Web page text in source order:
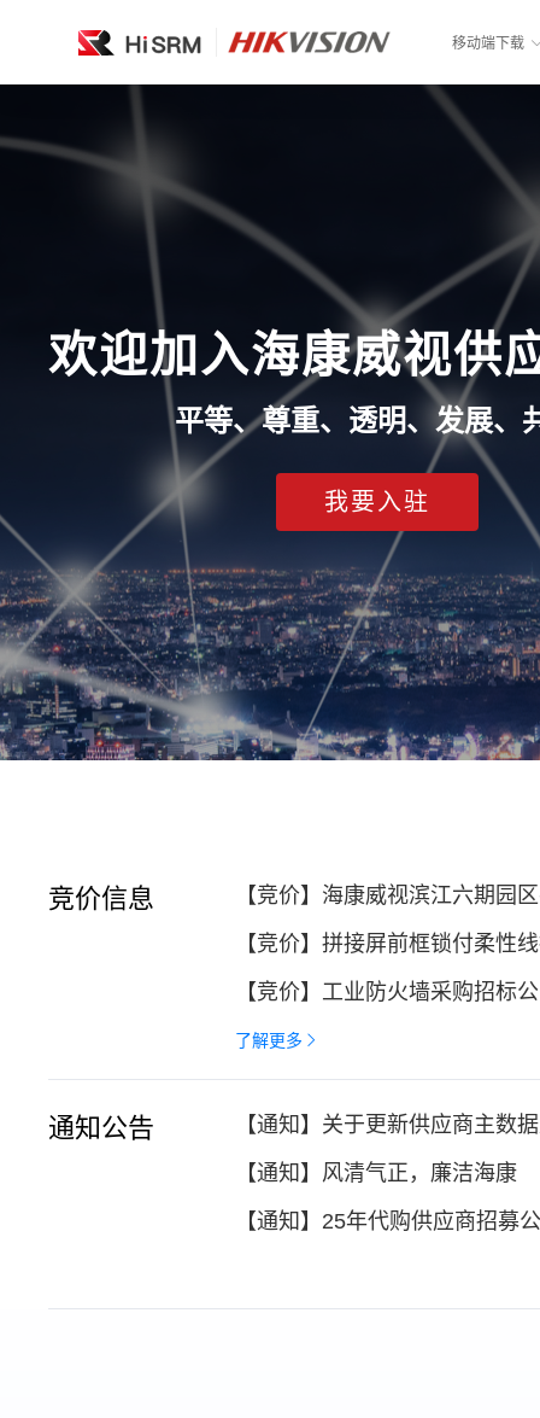
移动端下载
欢迎加入海康威视供
平等、尊重、透明、发展、
我要入驻
竞价信息
【竞价】海康威视滨江六期园
【竞价】拼接屏前框锁付柔性
【竞价】工业防火墙采购招标
了解更多
通知公告
【通知】关于更新供应商主数
【通知】风清气正，廉洁海康
【通知】25年代购供应商招募